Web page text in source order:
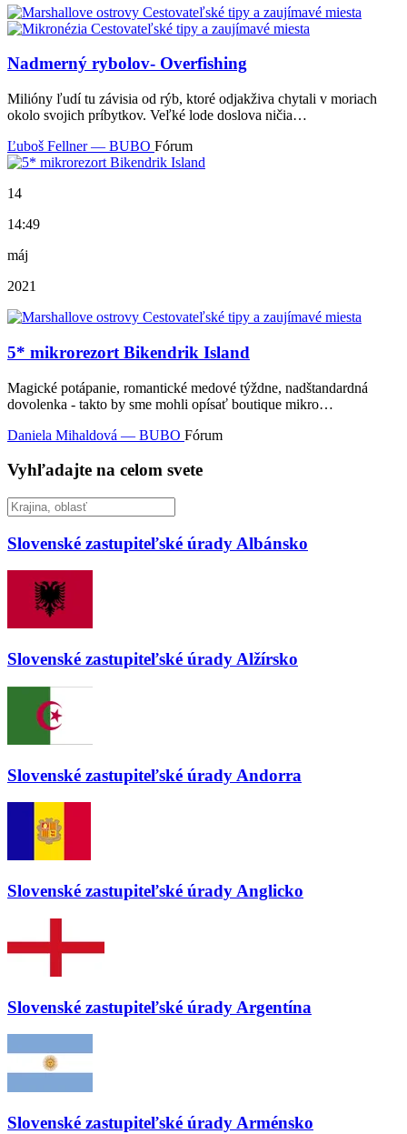
Nadmerný rybolov- Overfishing
Milióny ľudí tu závisia od rýb, ktoré odjakživa chytali v moriach
okolo svojich príbytkov. Veľké lode doslova ničia…
Ľuboš Fellner — BUBO Fórum
14
14:49
máj
2021
5* mikrorezort Bikendrik Island
Magické potápanie, romantické medové týždne, nadštandardná
dovolenka - takto by sme mohli opísať boutique mikro…
Daniela Mihaldová — BUBO Fórum
Vyhľadajte na celom svete
Slovenské zastupiteľské úrady Albánsko
Slovenské zastupiteľské úrady Alžírsko
Slovenské zastupiteľské úrady Andorra
Slovenské zastupiteľské úrady Anglicko
Slovenské zastupiteľské úrady Argentína
Slovenské zastupiteľské úrady Arménsko